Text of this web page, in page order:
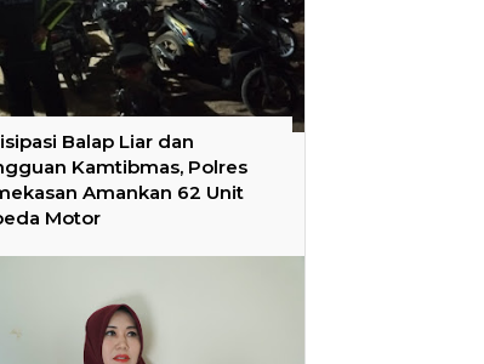
Balap Liar dan
Kamtibmas, Polres
Amankan 62 Unit
Motor